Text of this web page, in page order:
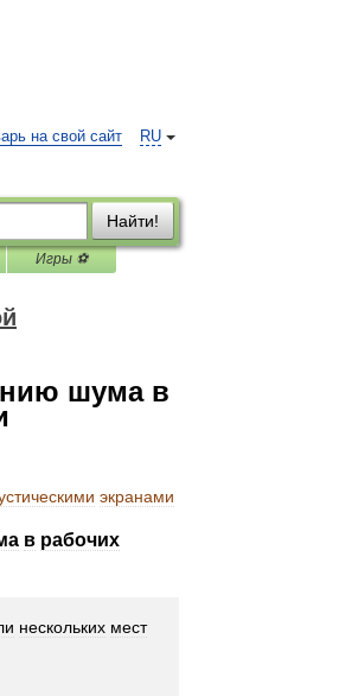
RU
на свой сайт
Найти!
Игры ⚽
шума в
экранами
в рабочих
нескольких мест